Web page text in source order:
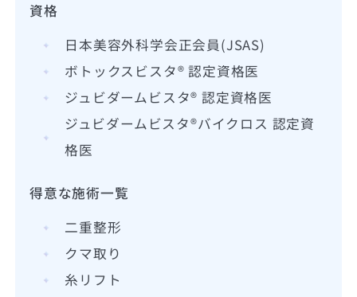
資格
日本美容外科学会正会員(JSAS)
ボトックスビスタ® 認定資格医
ジュビダームビスタ® 認定資格医
ジュビダームビスタ®バイクロス 認定資
格医
得意な施術一覧
二重整形
クマ取り
糸リフト